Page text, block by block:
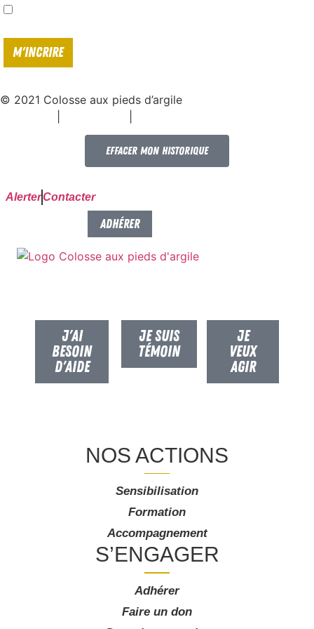
© 2021 Colosse aux pieds d’argile
Effacer mon historique
AlerterContacter
ADHÉRER
J'AI
BESOIN
D'AIDE
JE SUIS
TÉMOIN
JE
VEUX
AGIR
NOS ACTIONS
Sensibilisation
Formation
Accompagnement
S’ENGAGER
Adhérer
Faire un don